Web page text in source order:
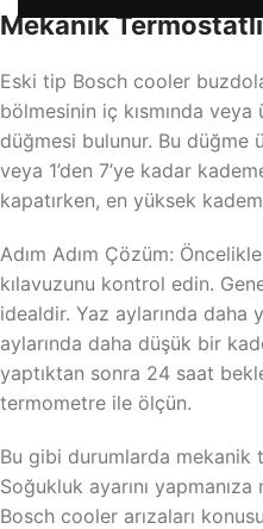
Mekanik
Eski tip Bosch cooler
bölmesinin iç kısmında
düğmesi bulunur. Bu düğme
veya 1’den 7’ye kadar
kapatırken, en yüksek
Adım Adım Çözüm:
kılavuzunu kontrol edin.
idealdir. Yaz aylarında daha
aylarında daha düşük bir
yaptıktan sonra 24 saat
termometre ile ölçün.
Bu gibi durumlarda mekanik
Soğukluk ayarını
Bosch cooler arızaları